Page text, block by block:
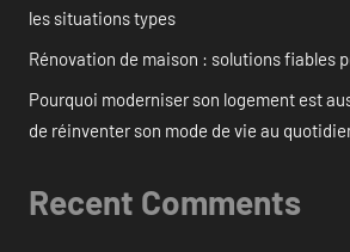
les situations types
Rénovation de maison : solutions fiables
Pourquoi moderniser son logement est
de réinventer son mode de vie au
Recent Comments